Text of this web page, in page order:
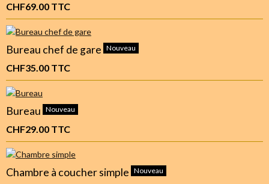
CHF69.00 TTC
Bureau chef de gare Nouveau
CHF35.00 TTC
Bureau Nouveau
CHF29.00 TTC
Chambre à coucher simple Nouveau